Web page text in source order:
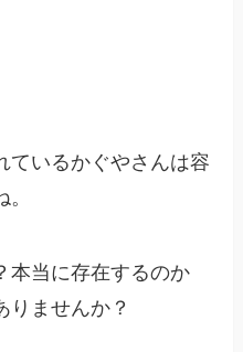
ているかぐやさんは容
本当に存在するのか
りませんか？